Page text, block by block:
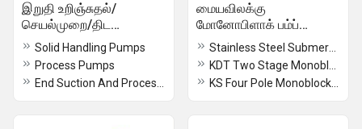
இறுதி உறிஞ்சுதல்/
செயல்முறை/திட
கையாளுதல்/HSC பம்புகள்
Solid Handling Pumps
Process Pumps
மையவிலக்கு
மோனோபிளாக் பம்ப்
செட்கள்